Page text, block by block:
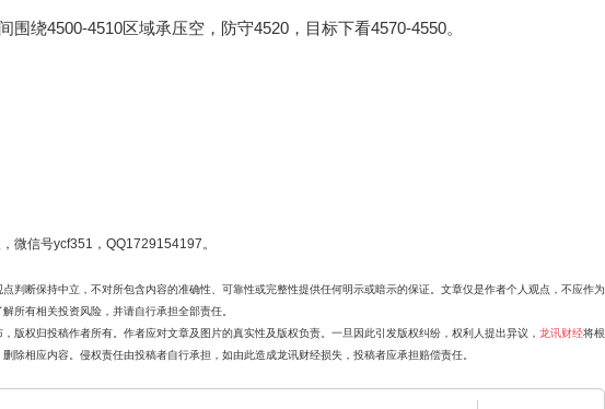
绕4500-4510区域承压空，防守4520，目标下看4570-4550。
微信号ycf351，QQ1729154197。
判断保持中立，不对所包含内容的准确性、可靠性或完整性提供任何明示或暗示的保证。文章仅是作者个人观点，不应作为
所有相关投资风险，并请自行承担全部责任。
版权归投稿作者所有。作者应对文章及图片的真实性及版权负责。一旦因此引发版权纠纷，权利人提出异议， 龙讯财经将根
除相应内容。侵权责任由投稿者自行承担，如由此造成龙讯财经损失，投稿者应承担赔偿责任。